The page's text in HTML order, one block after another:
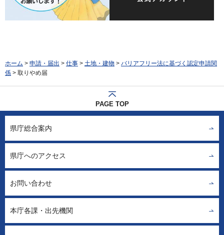
ホーム > 申請・届出 > 仕事 > 土地・建物 > バリアフリー法に基づく認定申請関
係 > 取りやめ届
PAGE TOP
県庁総合案内
県庁へのアクセス
お問い合わせ
本庁各課・出先機関